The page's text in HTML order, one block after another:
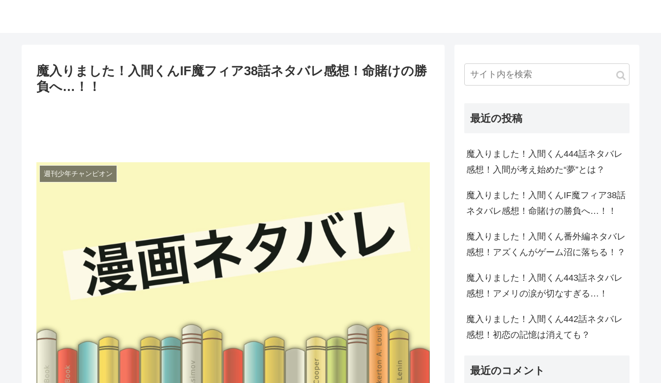
魔入りました！入間くんIF魔フィア38話ネタバレ感想！命賭けの勝
負へ…！！
週刊少年チャンピオン
最近の投稿
魔入りました！入間くん444話ネタバレ
感想！入間が考え始めた“夢”とは？
魔入りました！入間くんIF魔フィア38話
ネタバレ感想！命賭けの勝負へ…！！
魔入りました！入間くん番外編ネタバレ
感想！アズくんがゲーム沼に落ちる！？
魔入りました！入間くん443話ネタバレ
感想！アメリの涙が切なすぎる…！
魔入りました！入間くん442話ネタバレ
感想！初恋の記憶は消えても？
最近のコメント